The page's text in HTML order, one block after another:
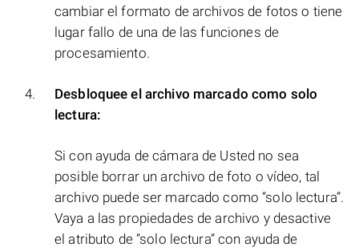
cambiar el formato de archivos de fotos o tiene
lugar fallo de una de las funciones de
procesamiento.
Desbloquee el archivo marcado como solo
lectura:
Si con ayuda de cámara de Usted no sea
posible borrar un archivo de foto o vídeo, tal
archivo puede ser marcado como “solo lectura”.
Vaya a las propiedades de archivo y desactive
el atributo de “solo lectura” con ayuda de